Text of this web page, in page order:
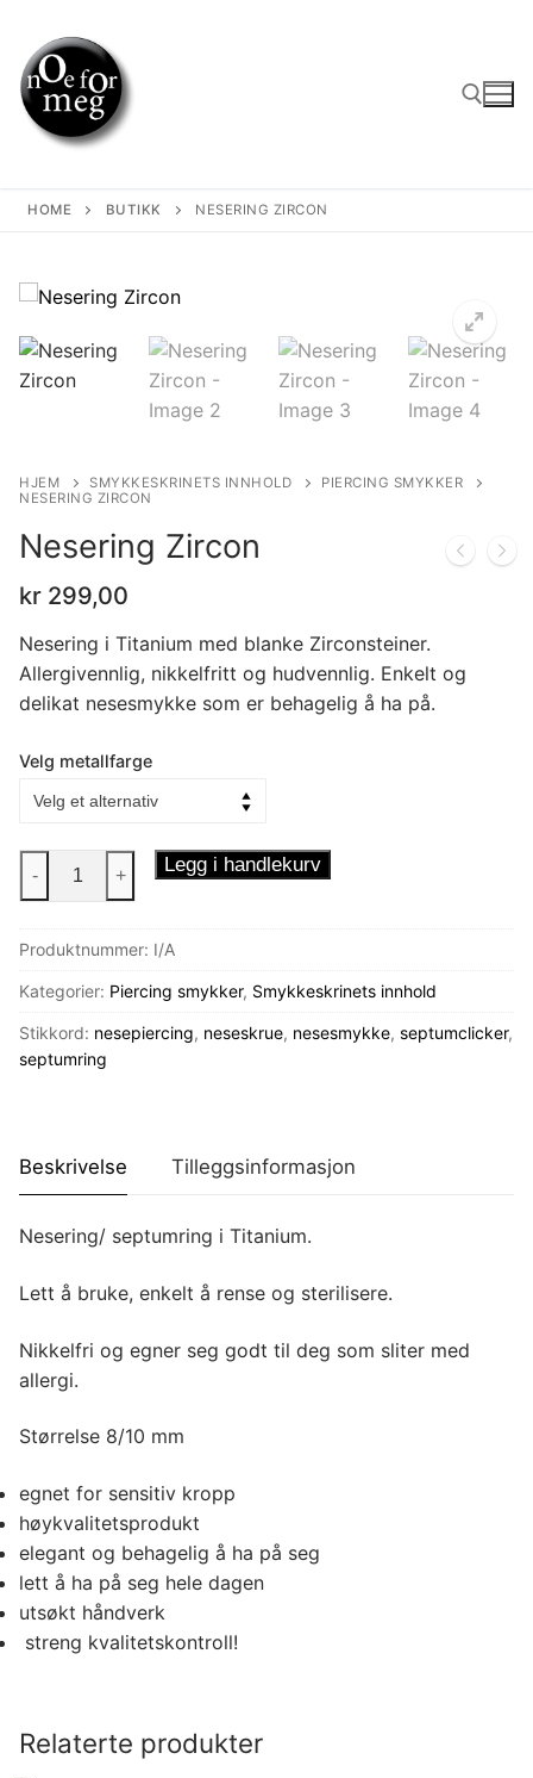
content
HOME BUTIKK NESERING ZIRCON
HJEM SMYKKESKRINETS INNHOLD
PIERCING SMYKKER
NESERING ZIRCON
Nesering Zircon
kr 299,00
Nesering i Titanium med blanke Zirconsteiner.
Allergivennlig, nikkelfritt og hudvennlig. Enkelt og
delikat nesesmykke som er behagelig å ha på.
Velg metallfarge
Nesering
- + Legg i handlekurv
Produktnummer: I/A
Kategorier: Piercing smykker, Smykkeskrinets innhold
Stikkord: nesepiercing, neseskrue, nesesmykke, septumclicker,
septumring
Beskrivelse Tilleggsinformasjon
Nesering/ septumring i Titanium.
Lett å bruke, enkelt å rense og sterilisere.
Nikkelfri og egner seg godt til deg som sliter med
allergi.
Størrelse 8/10 mm
egnet for sensitiv kropp
høykvalitetsprodukt
elegant og behagelig å ha på seg
lett å ha på seg hele dagen
utsøkt håndverk
streng kvalitetskontroll!
Relaterte produkter